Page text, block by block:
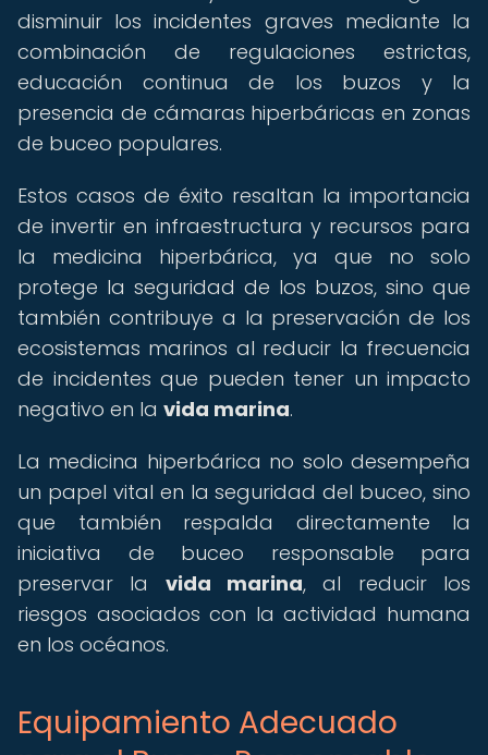
disminuir los incidentes graves mediante la
combinación de regulaciones estrictas,
educación continua de los buzos y la
presencia de cámaras hiperbáricas en zonas
de buceo populares.
Estos casos de éxito resaltan la importancia
de invertir en infraestructura y recursos para
la medicina hiperbárica, ya que no solo
protege la seguridad de los buzos, sino que
también contribuye a la preservación de los
ecosistemas marinos al reducir la frecuencia
de incidentes que pueden tener un impacto
negativo en la vida marina.
La medicina hiperbárica no solo desempeña
un papel vital en la seguridad del buceo, sino
que también respalda directamente la
iniciativa de buceo responsable para
preservar la vida marina, al reducir los
riesgos asociados con la actividad humana
en los océanos.
Equipamiento Adecuado